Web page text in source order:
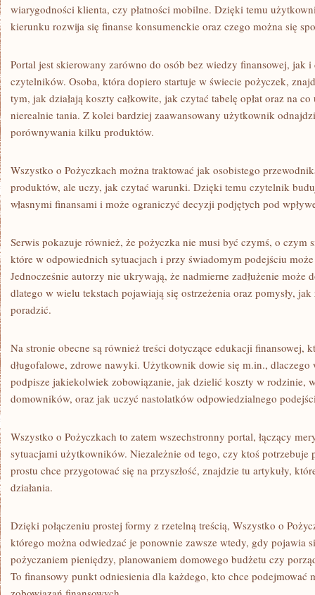
wiarygodności klienta, czy płatności mobilne. Dzięki temu
kierunku rozwija się finanse konsumenckie oraz czego można się
Portal jest skierowany zarówno do osób bez wiedzy finansowej, jak
czytelników. Osoba, która dopiero startuje w świecie pożyczek,
tym, jak działają koszty całkowite, jak czytać tabelę opłat oraz na
nierealnie tania. Z kolei bardziej zaawansowany użytkownik
porównywania kilku produktów.
Wszystko o Pożyczkach można traktować jak osobistego
produktów, ale uczy, jak czytać warunki. Dzięki temu czytelnik
własnymi finansami i może ograniczyć decyzji podjętych pod
Serwis pokazuje również, że pożyczka nie musi być czymś, o czym
które w odpowiednich sytuacjach i przy świadomym podejściu
Jednocześnie autorzy nie ukrywają, że nadmierne zadłużenie może
dlatego w wielu tekstach pojawiają się ostrzeżenia oraz pomysły,
poradzić.
Na stronie obecne są również treści dotyczące edukacji finansowej,
długofalowe, zdrowe nawyki. Użytkownik dowie się m.in.,
podpisze jakiekolwiek zobowiązanie, jak dzielić koszty w rodzinie,
domowników, oraz jak uczyć nastolatków odpowiedzialnego
Wszystko o Pożyczkach to zatem wszechstronny portal, łączący
sytuacjami użytkowników. Niezależnie od tego, czy ktoś potrzebuje
prostu chce przygotować się na przyszłość, znajdzie tu artykuły,
działania.
Dzięki połączeniu prostej formy z rzetelną treścią, Wszystko o
którego można odwiedzać je ponownie zawsze wtedy, gdy pojawia
pożyczaniem pieniędzy, planowaniem domowego budżetu czy
To finansowy punkt odniesienia dla każdego, kto chce podejmować